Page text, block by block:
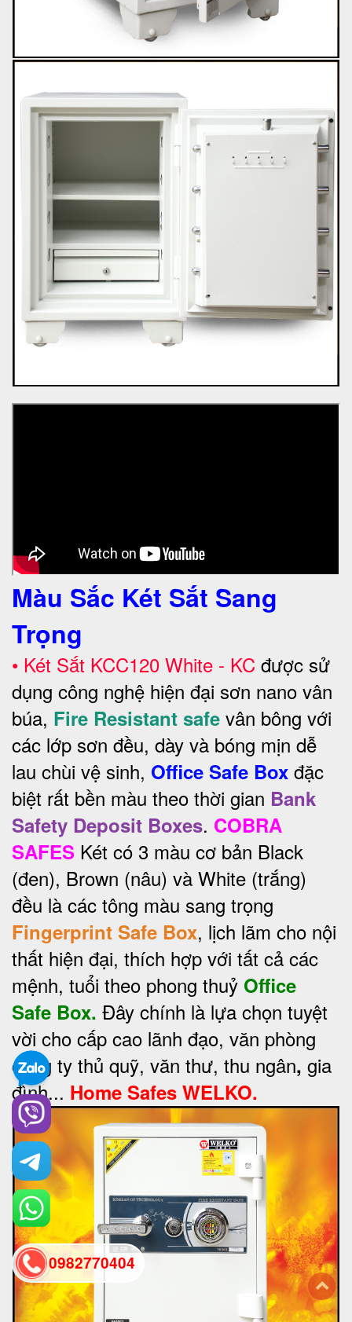
Màu Sắc Két Sắt Sang
Trọng
• Két Sắt KCC120 White - KC được sử
dụng công nghệ hiện đại sơn nano vân
búa, Fire Resistant safe vân bông với
các lớp sơn đều, dày và bóng mịn dễ
lau chùi vệ sinh, Office Safe Box đặc
biệt rất bền màu theo thời gian Bank
Safety Deposit Boxes. COBRA
SAFES Két có 3 màu cơ bản Black
(đen), Brown (nâu) và White (trắng)
đều là các tông màu sang trọng
Fingerprint Safe Box, lịch lãm cho nội
thất hiện đại, thích hợp với tất cả các
mệnh, tuổi theo phong thuỷ Office
Safe Box. Đây chính là lựa chọn tuyệt
vời cho cấp cao lãnh đạo, văn phòng
công ty thủ quỹ, văn thư, thu ngân, gia
đình... Home Safes WELKO.
0982770404
back